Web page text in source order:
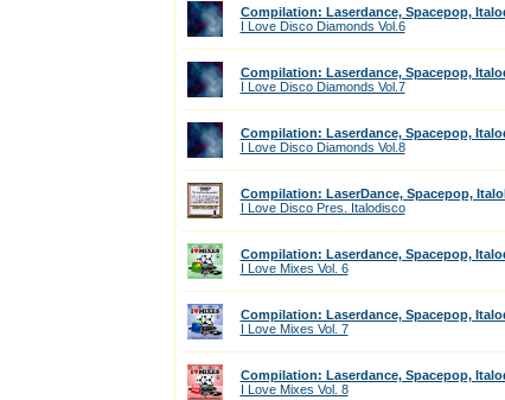
Compilation: Laserdance, Spacepop,
I Love Disco Diamonds Vol.6
Compilation: Laserdance, Spacepop,
I Love Disco Diamonds Vol.7
Compilation: Laserdance, Spacepop,
I Love Disco Diamonds Vol.8
Compilation: LaserDance, Spacepop,
I Love Disco Pres. Italodisco
Compilation: Laserdance, Spacepop,
I Love Mixes Vol. 6
Compilation: Laserdance, Spacepop,
I Love Mixes Vol. 7
Compilation: Laserdance, Spacepop,
I Love Mixes Vol. 8